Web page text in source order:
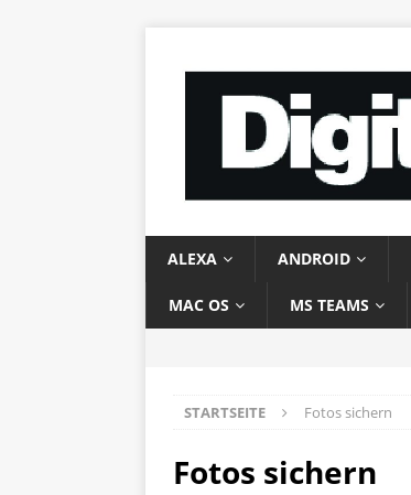
ALEXA ANDROID
MAC OS MS TEAMS
STARTSEITE Fotos sichern
Fotos sichern